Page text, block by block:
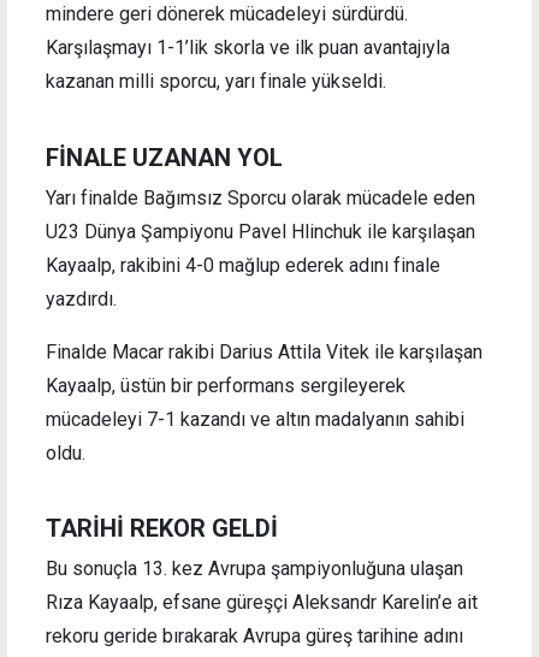
mindere geri dönerek mücadeleyi sürdürdü.
Karşılaşmayı 1-1’lik skorla ve ilk puan avantajıyla
kazanan milli sporcu, yarı finale yükseldi.
FİNALE UZANAN YOL
Yarı finalde Bağımsız Sporcu olarak mücadele eden
U23 Dünya Şampiyonu Pavel Hlinchuk ile karşılaşan
Kayaalp, rakibini 4-0 mağlup ederek adını finale
yazdırdı.
Finalde Macar rakibi Darius Attila Vitek ile karşılaşan
Kayaalp, üstün bir performans sergileyerek
mücadeleyi 7-1 kazandı ve altın madalyanın sahibi
oldu.
TARİHİ REKOR GELDİ
Bu sonuçla 13. kez Avrupa şampiyonluğuna ulaşan
Rıza Kayaalp, efsane güreşçi Aleksandr Karelin’e ait
rekoru geride bırakarak Avrupa güreş tarihine adını